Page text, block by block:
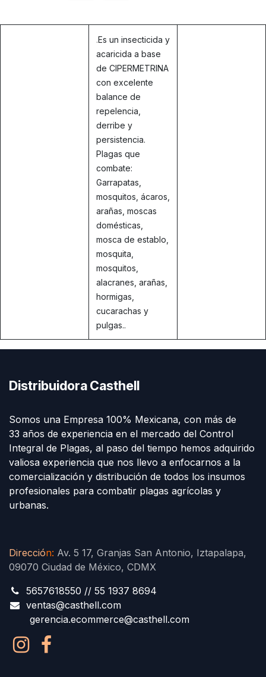
.Es un insecticida y
acaricida a base
de CIPERMETRINA
con excelente
balance de
repelencia,
derribe y
persistencia.
Plagas que
combate:
Garrapatas,
mosquitos, ácaros,
arañas, moscas
domésticas,
mosca de establo,
mosquita,
mosquitos,
alacranes, arañas,
hormigas,
cucarachas y
pulgas..
Distribuidora Casthell
Somos una Empresa 100% Mexicana, con más de
33 años de experiencia en el mercado del Control
Integral de Plagas, al paso del tiempo hemos adquirido
valiosa experiencia que nos llevo a enfocarnos a la
comercialización y distribución de todos los insumos
profesionales para combatir plagas agrícolas y
urbanas.
Dirección: Av. 5 17, Granjas San Antonio, Iztapalapa,
09070 Ciudad de México, CDMX
5657618550 // 55 1937 8694
ventas@casthell.com
gerencia.ecommerce@casthell.com